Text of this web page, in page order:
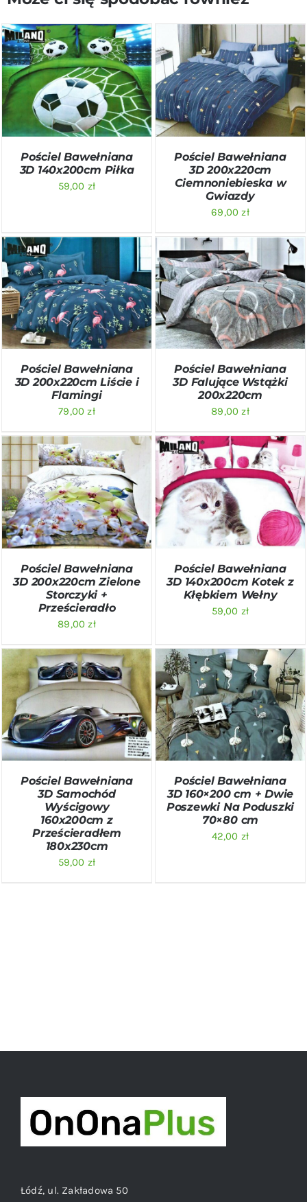
DODAJ DO KOSZYKA
/
SZCZEGÓŁY
Pościel Bawełniana
3D 140x200cm Piłka
59,00 zł
DODAJ DO KOSZYKA
/
SZCZEGÓŁY
Pościel Bawełniana
3D 200x220cm
Ciemnoniebieska w
Gwiazdy
69,00zł
DODAJ DO KOSZYKA
/
SZCZEGÓŁY
Pościel Bawełniana
3D 200x220cm Liście i
Flamingi
79,00zł
DODAJ DO KOSZYKA
/
SZCZEGÓŁY
Pościel Bawełniana
3D Falujące Wstążki
200x220cm
89,00zł
DODAJ DO KOSZYKA
/
SZCZEGÓŁY
Pościel Bawełniana
3D 200x220cm Zielone
Storczyki +
Prześcieradło
89,00zł
DODAJ DO KOSZYKA
SZCZEGÓŁY
Pościel Bawełniana
3D 140x200cm Kotek z
Kłębkiem Wełny
59,00 zł
DODAJ DO KOSZYKA
SZCZEGÓŁY
Pościel Bawełniana
3D Samochód
Wyścigowy
160x200cm z
Prześcieradłem
180x230cm
59,00 zł
DODAJ DO KOSZYKA
/
SZCZEGÓŁY
Pościel Bawełniana
3D 160×200 cm + Dwie
Poszewki Na Poduszki
70×80 cm
42,00 zł
Łódź, ul. Zakładowa 50